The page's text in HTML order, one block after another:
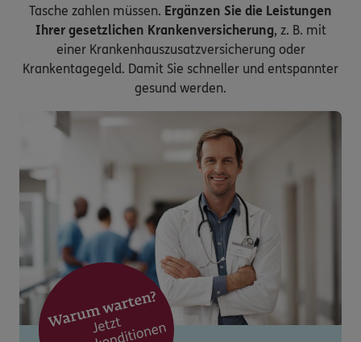
Tasche zahlen müssen. Ergänzen Sie die Leistungen
Ihrer gesetzlichen Krankenversicherung, z. B. mit
einer Krankenhauszusatzversicherung oder
Krankentagegeld. Damit Sie schneller und entspannter
gesund werden.